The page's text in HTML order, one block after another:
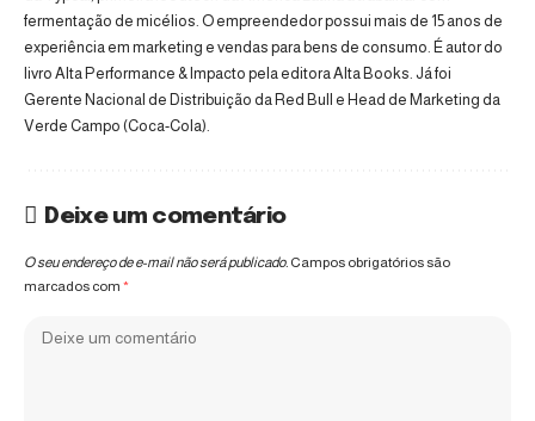
fermentação de micélios. O empreendedor possui mais de 15 anos de
experiência em marketing e vendas para bens de consumo. É autor do
livro Alta Performance & Impacto pela editora Alta Books. Já foi
Gerente Nacional de Distribuição da Red Bull e Head de Marketing da
Verde Campo (Coca-Cola).
Deixe um comentário
O seu endereço de e-mail não será publicado. Campos obrigatórios são
marcados com *